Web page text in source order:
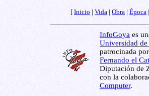
[ Inicio | Vida | Obra | Época
InfoGoya es
Universidad de
patrocinada
Fernando el
Diputación de
con la
Computer.